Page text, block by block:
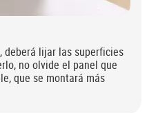
deberá lijar las superficies
no olvide el panel que
que se montará más